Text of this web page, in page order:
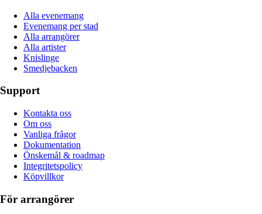
Alla evenemang
Evenemang per stad
Alla arrangörer
Alla artister
Knislinge
Smedjebacken
Support
Kontakta oss
Om oss
Vanliga frågor
Dokumentation
Önskemål & roadmap
Integritetspolicy
Köpvillkor
För arrangörer